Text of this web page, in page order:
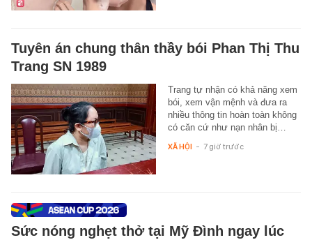
Tuyên án chung thân thầy bói Phan Thị Thu
Trang SN 1989
Trang tự nhận có khả năng xem
bói, xem vận mệnh và đưa ra
nhiều thông tin hoàn toàn không
có căn cứ như nạn nhân bị…
XÃ HỘI - 7 giờ trước
Sức nóng nghẹt thở tại Mỹ Đình ngay lúc